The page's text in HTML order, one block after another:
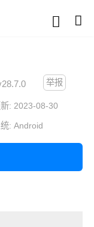
举报
新: 2023-08-30
统:Android